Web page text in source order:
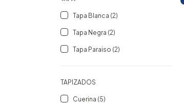
Tapa Blanca (2)
Tapa Negra (2)
Tapa Paraiso (2)
TAPIZADOS
Cuerina (5)